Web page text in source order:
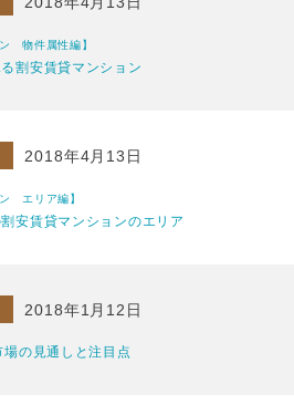
物件属性編】
割安賃貸マンション
2018年4月13日
エリア編】
安賃貸マンションのエリア
2018年1月12日
の見通しと注目点